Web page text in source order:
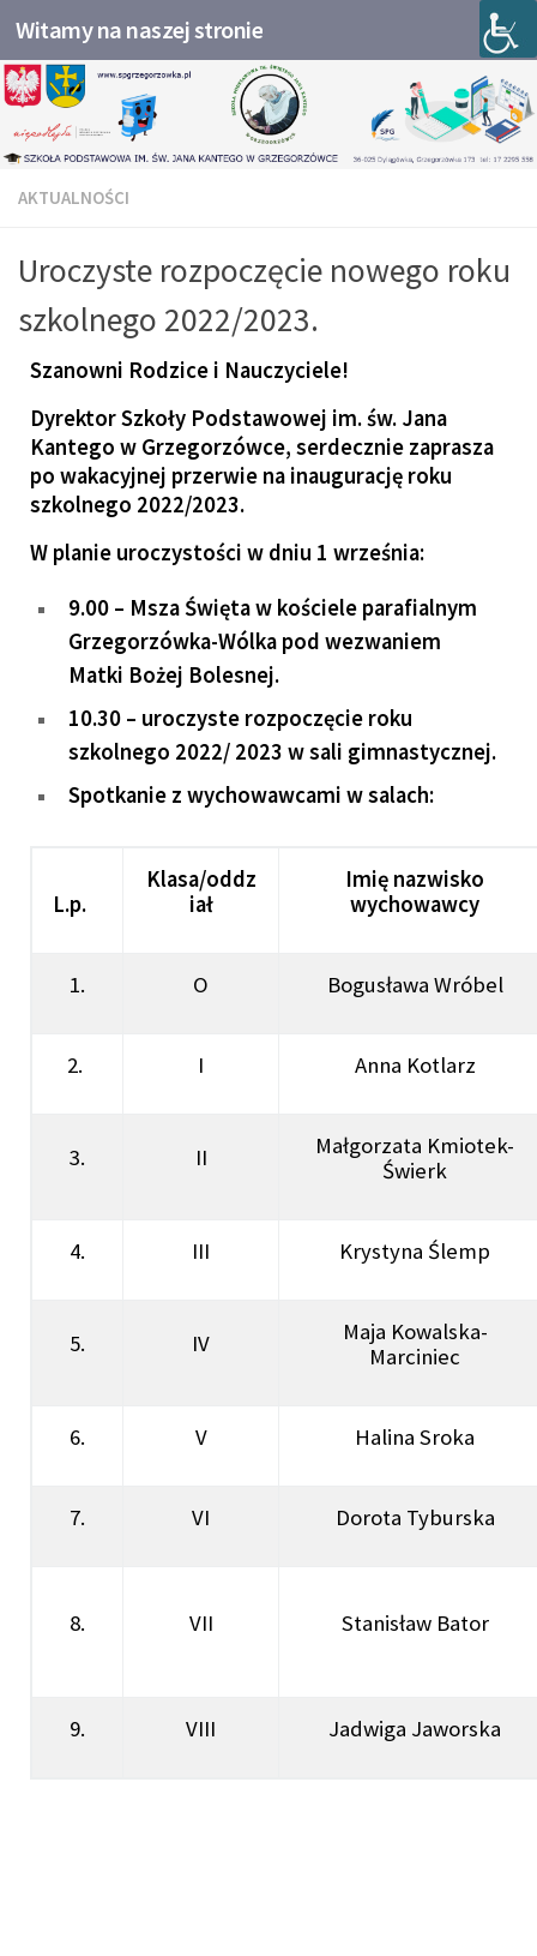
Przejdź do treści
Witamy na naszej stronie
AKTUALNOŚCI
Uroczyste rozpoczęcie nowego roku
szkolnego 2022/2023.
Szanowni Rodzice i Nauczyciele!
Dyrektor Szkoły Podstawowej im. św. Jana
Kantego w Grzegorzówce, serdecznie zaprasza
po wakacyjnej przerwie na inaugurację roku
szkolnego 2022/2023.
W planie uroczystości w dniu 1 września:
9.00 – Msza Święta w kościele parafialnym
Grzegorzówka-Wólka pod wezwaniem
Matki Bożej Bolesnej.
10.30 – uroczyste rozpoczęcie roku
szkolnego 2022/ 2023 w sali gimnastycznej.
Spotkanie z wychowawcami w salach:
L.p.
Klasa/oddz
iał
Imię nazwisko
wychowawcy
1. O Bogusława Wróbel
2. I Anna Kotlarz
3. II
Małgorzata Kmiotek-
Świerk
4. III Krystyna Ślemp
5. IV
Maja Kowalska-
Marciniec
6. V Halina Sroka
7. VI Dorota Tyburska
8. VII Stanisław Bator
9. VIII Jadwiga Jaworska